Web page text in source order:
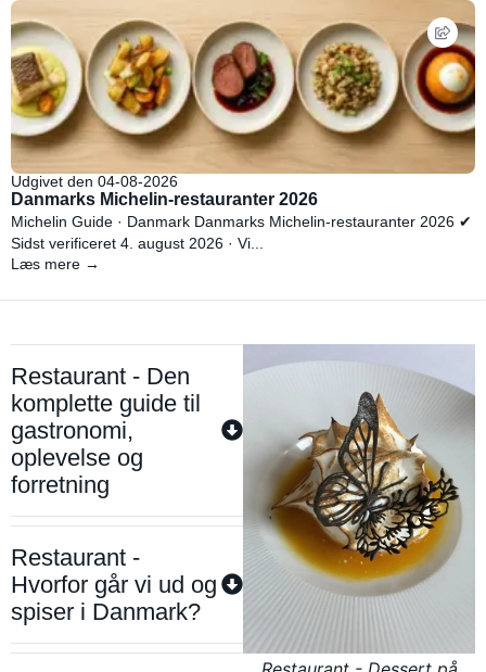
Udgivet den 04-08-2026
Danmarks Michelin-restauranter 2026
Michelin Guide · Danmark Danmarks Michelin-restauranter 2026 ✔
Sidst verificeret 4. august 2026 · Vi...
Læs mere →
Restaurant - Den
komplette guide til
gastronomi,
oplevelse og
forretning
Restaurant -
Hvorfor går vi ud og
spiser i Danmark?